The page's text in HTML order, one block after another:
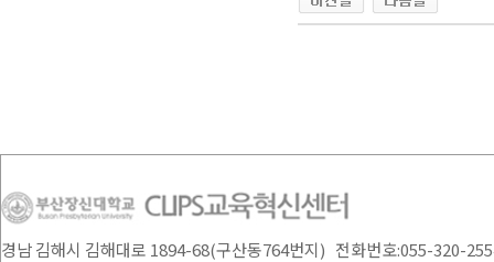
경남 김해시 김해대로 1894-68(구산동764번지) 전화번호:055-320-